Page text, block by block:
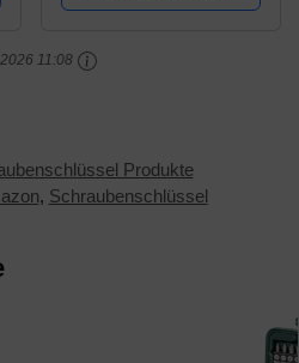
11:08
Produkte
, Schraubenschlüssel